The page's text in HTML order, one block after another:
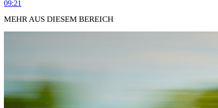
09:21
MEHR AUS DIESEM BEREICH